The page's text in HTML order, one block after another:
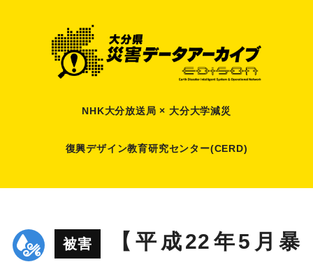
NHK大分放送局 × 大分大学減災
復興デザイン教育研究センター(CERD)
被害
【平成22年5月暴